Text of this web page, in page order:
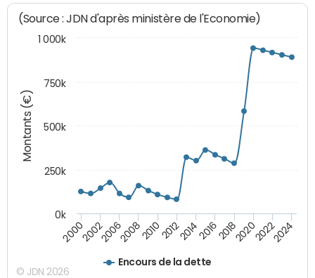
Montants (€)
(Source : JDN d'après ministère de l'Economie)
Encours de la dette
200020022006200820102012201420162018202020222024
0k
250k
500k
750k
1 000k
© JDN 2026